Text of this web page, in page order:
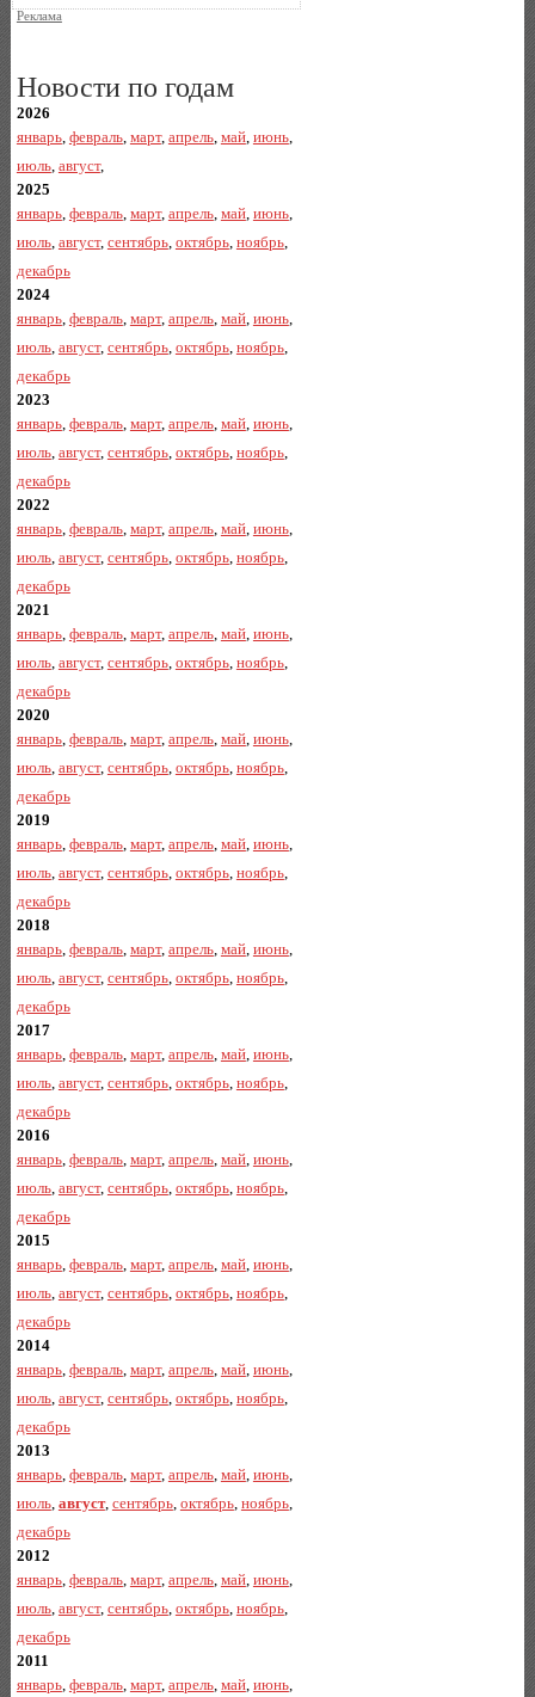
Реклама
Новости по годам
2026
январь, февраль, март, апрель, май, июнь,
июль, август,
2025
январь, февраль, март, апрель, май, июнь,
июль, август, сентябрь, октябрь, ноябрь,
декабрь
2024
январь, февраль, март, апрель, май, июнь,
июль, август, сентябрь, октябрь, ноябрь,
декабрь
2023
январь, февраль, март, апрель, май, июнь,
июль, август, сентябрь, октябрь, ноябрь,
декабрь
2022
январь, февраль, март, апрель, май, июнь,
июль, август, сентябрь, октябрь, ноябрь,
декабрь
2021
январь, февраль, март, апрель, май, июнь,
июль, август, сентябрь, октябрь, ноябрь,
декабрь
2020
январь, февраль, март, апрель, май, июнь,
июль, август, сентябрь, октябрь, ноябрь,
декабрь
2019
январь, февраль, март, апрель, май, июнь,
июль, август, сентябрь, октябрь, ноябрь,
декабрь
2018
январь, февраль, март, апрель, май, июнь,
июль, август, сентябрь, октябрь, ноябрь,
декабрь
2017
январь, февраль, март, апрель, май, июнь,
июль, август, сентябрь, октябрь, ноябрь,
декабрь
2016
январь, февраль, март, апрель, май, июнь,
июль, август, сентябрь, октябрь, ноябрь,
декабрь
2015
январь, февраль, март, апрель, май, июнь,
июль, август, сентябрь, октябрь, ноябрь,
декабрь
2014
январь, февраль, март, апрель, май, июнь,
июль, август, сентябрь, октябрь, ноябрь,
декабрь
2013
январь, февраль, март, апрель, май, июнь,
июль, август, сентябрь, октябрь, ноябрь,
декабрь
2012
январь, февраль, март, апрель, май, июнь,
июль, август, сентябрь, октябрь, ноябрь,
декабрь
2011
январь, февраль, март, апрель, май, июнь,